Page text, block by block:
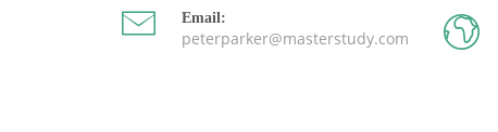
Email:
peterparker@masterstudy.com